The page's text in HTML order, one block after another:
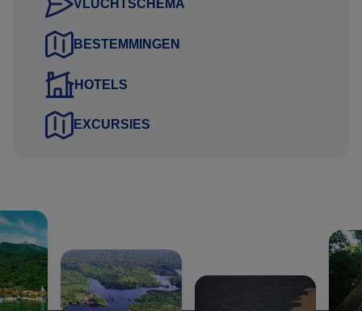
Gustavo Lucena Lage
Reisadviseur
VLUCHTSCHEMA
BESTEMMINGEN
HOTELS
EXCURSIES